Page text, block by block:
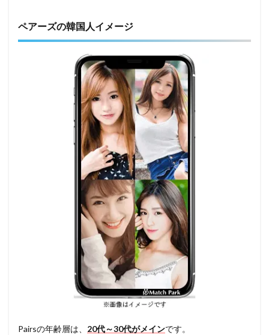
ペアーズの韓国人イメージ
Pairsの年齢層は、 20代～30代がメインです。